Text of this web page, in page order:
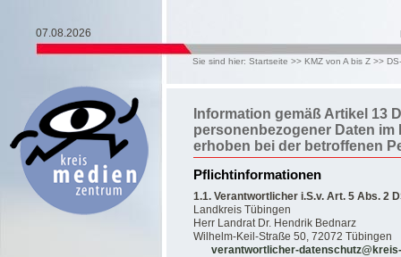
07.08.2026
Sie sind hier: Startseite >> KMZ von A bis Z >>
Information gemäß Artikel 13
personenbezogener Daten
erhoben bei der betroffenen
Pflichtinformationen
1.1. Verantwortlicher i.S.v. Art. 5 Abs. 2
Landkreis Tübingen
Herr Landrat Dr. Hendrik Bednarz
Wilhelm-Keil-Straße 50, 72072 Tübingen
verantwortlicher-